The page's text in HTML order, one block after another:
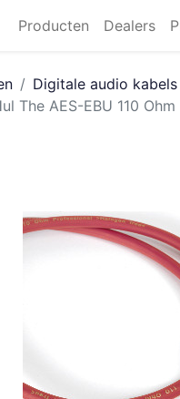
Producten Dealers
Digitale audio kabels
The AES-EBU 110